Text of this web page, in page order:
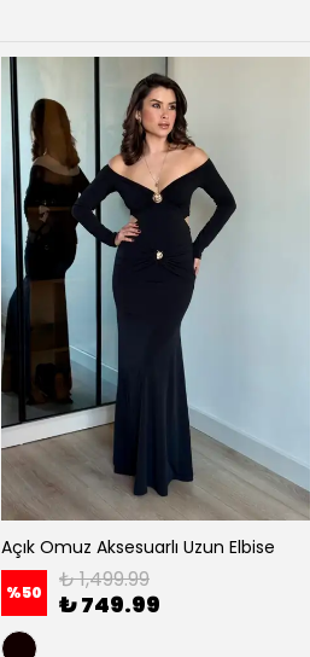
Açık Omuz Aksesuarlı Uzun Elbise
%50 ₺ 1,499.99
₺ 749.99